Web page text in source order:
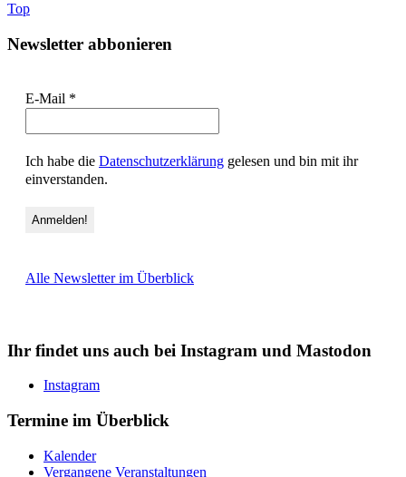
Top
Newsletter abbonieren
E-Mail *
Ich habe die Datenschutzerklärung gelesen und bin mit ihr
einverstanden.
Alle Newsletter im Überblick
Ihr findet uns auch bei Instagram und Mastodon
Instagram
Termine im Überblick
Kalender
Vergangene Veranstaltungen